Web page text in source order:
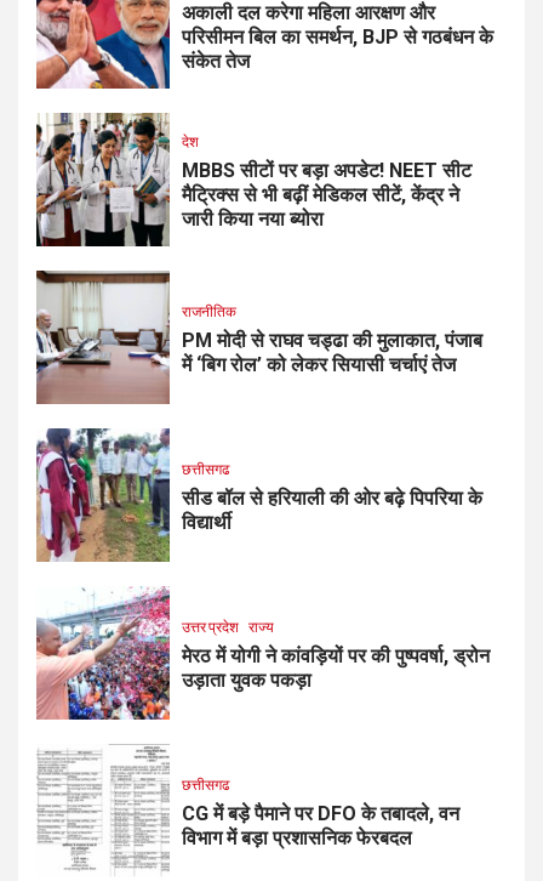
अकाली दल करेगा महिला आरक्षण और
परिसीमन बिल का समर्थन, BJP से गठबंधन के
संकेत तेज
देश
MBBS सीटों पर बड़ा अपडेट! NEET सीट
मैट्रिक्स से भी बढ़ीं मेडिकल सीटें, केंद्र ने
जारी किया नया ब्योरा
राजनीतिक
PM मोदी से राघव चड्ढा की मुलाकात, पंजाब
में ‘बिग रोल’ को लेकर सियासी चर्चाएं तेज
छत्तीसगढ
सीड बॉल से हरियाली की ओर बढ़े पिपरिया के
विद्यार्थी
उत्तर प्रदेश राज्य
मेरठ में योगी ने कांवड़ियों पर की पुष्पवर्षा, ड्रोन
उड़ाता युवक पकड़ा
छत्तीसगढ
CG में बड़े पैमाने पर DFO के तबादले, वन
विभाग में बड़ा प्रशासनिक फेरबदल